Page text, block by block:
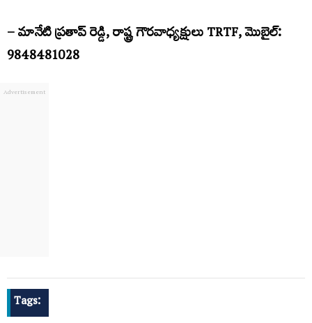
– మానేటి ప్రతాప్ రెడ్డి, రాష్ట్ర గౌరవాధ్యక్షులు TRTF, మొబైల్:
9848481028
Tags: